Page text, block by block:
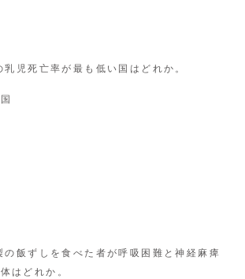
児死亡率が最も低い国はどれか。
飯ずしを食べた者が呼吸困難と神経麻痺
はどれか。